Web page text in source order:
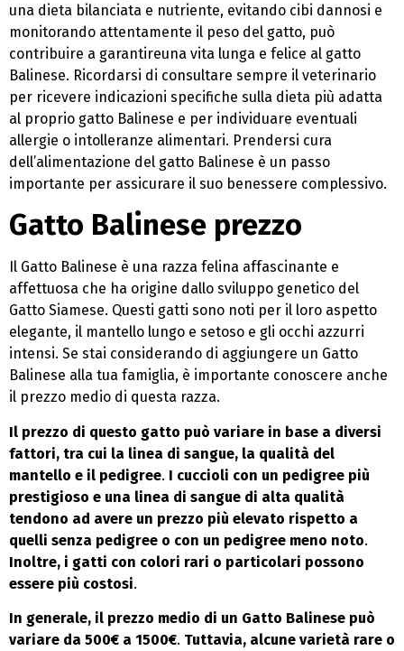
una dieta bilanciata e nutriente, evitando cibi dannosi e
monitorando attentamente il peso del gatto, può
contribuire a garantireuna vita lunga e felice al gatto
Balinese. Ricordarsi di consultare sempre il veterinario
per ricevere indicazioni specifiche sulla dieta più adatta
al proprio gatto Balinese e per individuare eventuali
allergie o intolleranze alimentari. Prendersi cura
dell’alimentazione del gatto Balinese è un passo
importante per assicurare il suo benessere complessivo.
Gatto Balinese prezzo
Il Gatto Balinese è una razza felina affascinante e
affettuosa che ha origine dallo sviluppo genetico del
Gatto Siamese. Questi gatti sono noti per il loro aspetto
elegante, il mantello lungo e setoso e gli occhi azzurri
intensi. Se stai considerando di aggiungere un Gatto
Balinese alla tua famiglia, è importante conoscere anche
il prezzo medio di questa razza.
Il prezzo di questo gatto può variare in base a diversi
fattori, tra cui la linea di sangue, la qualità del
mantello e il pedigree. I cuccioli con un pedigree più
prestigioso e una linea di sangue di alta qualità
tendono ad avere un prezzo più elevato rispetto a
quelli senza pedigree o con un pedigree meno noto.
Inoltre, i gatti con colori rari o particolari possono
essere più costosi.
In generale, il prezzo medio di un Gatto Balinese può
variare da 500€ a 1500€. Tuttavia, alcune varietà rare o